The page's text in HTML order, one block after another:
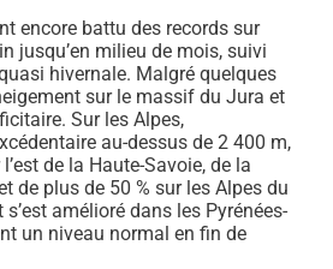
encore battu des records sur
jusqu’en milieu de mois, suivi
hivernale. Malgré quelques
sur le massif du Jura et
Sur les Alpes,
au-dessus de 2 400 m,
de la Haute-Savoie, de la
de plus de 50 % sur les Alpes du
s’est amélioré dans les Pyrénées-
un niveau normal en fin de